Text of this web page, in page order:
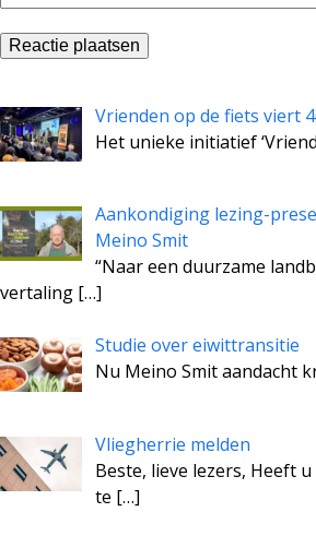
Vrienden op de fiets viert
Het unieke initiatief
Aankondiging lezing-
Meino Smit
“Naar een duurzame
vertaling […]
Studie over eiwittransitie
Nu Meino Smit aandacht
Vliegherrie melden
Beste, lieve lezers, Heeft
te […]